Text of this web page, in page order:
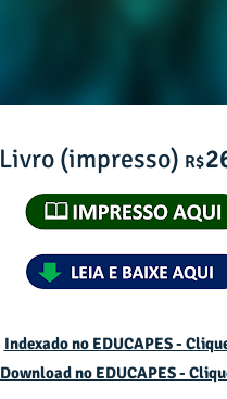
Livro (impresso) R$
Indexado no EDUCAPES -
Download no EDUCAPES -